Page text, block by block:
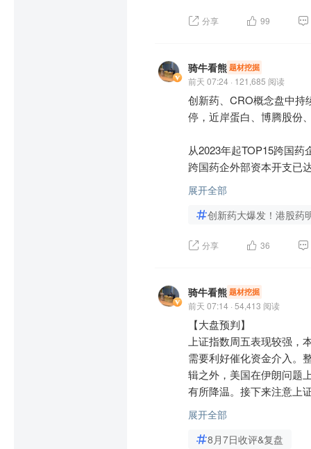
科技成长仍是8月市场的
导体及电子化学品，作
善，同时国产替代进程加
产品逐步落地，消费电子
在市场震荡上行阶段，具
要聚焦两大方向。一是贵
值与业绩共振；同时美
关龙头企业盈利水平有
化，估值安全垫充足，是
（三）出海及高端制造主
出海方向及高端制造板
关注电池、电网设备、汽
术优势和成本优势，有望
国防现代化建设需求，业
苏，出口订单持续增长，
只港股创新药标的，并
出现大幅提升。机构认为
持续放量且政策红利加
半年度业绩预告强制披露
利中枢持续抬升。审视
厚业绩，上游覆铜板（
施建设浪潮持续，上游覆
场价为10.9元/千克，较6
情，整体或以震荡上涨为
锂价大幅下行，供给边
但精矿维持紧现实格局，
维持降势；同时库存方面
有较多新产能初步建成并
补贴退坡将夯实年内抢装
出口183.3万辆，同比增
分享 99
骑牛看熊 题材挖掘
前天 07:24 · 121,685 阅读
创新药、CRO概念盘中持
停，近岸蛋白、博腾股份
从2023年起TOP15跨国
跨国药企外部资本开支已
本确立。
此前市场对创新药板块的
床+供应”综合评分，且
彻底缓解了企业的价格焦
笼换鸟”的资金持续向创
二、业绩端：中报密集披
8月正值创新药企业中报
的到来。例如百济神州上
头部企业业绩也表现亮眼
研发、轻盈利”的固有认
展开全部
创新药大爆发！港股药
分享 36
骑牛看熊 题材挖掘
前天 07:14 · 54,413 阅读
【大盘预判】
上证指数周五表现较强，
需要利好催化资金介入。
辑之外，美国在伊朗问题
有所降温。接下来注意上
创业板指数周五高开后震
响，不过上涨力度明显
展开全部
8月7日收评&复盘